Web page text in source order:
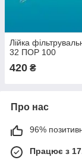
Лійка
32 ПОР 100
420 ₴
Про нас
96%
Працює з